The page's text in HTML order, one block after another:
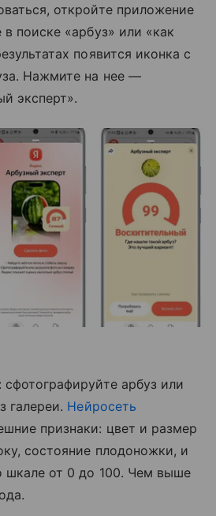
откройте приложение
поиске «арбуз» или «как
появится иконка с
Нажмите на нее —
эксперт».
арбуз или
галереи. Нейросеть
признаки: цвет и размер
состояние плодоножки, и
шкале от 0 до 100. Чем выше